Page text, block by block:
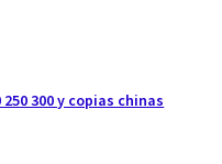
250 300 y copias chinas